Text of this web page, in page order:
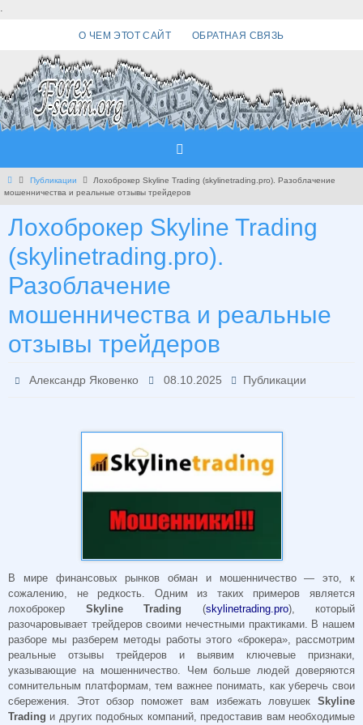
.
О ЧЕМ ЭТОТ САЙТ ОБРАТНАЯ СВЯЗЬ
Главная
Публикации
Лохоброкер Skyline Trading (skylinetrading.pro). Разоблачение
мошенничества и реальные отзывы трейдеров
Лохоброкер Skyline Trading
(skylinetrading.pro).
Разоблачение
мошенничества и реальные
отзывы трейдеров
Александр Яковенко 08.10.2025 Публикации
В мире финансовых рынков обман и мошенничество — это, к
сожалению, не редкость. Одним из таких примеров является
лохоброкер Skyline Trading (skylinetrading.pro), который
разочаровывает трейдеров своими нечестными практиками. В нашем
разборе мы разберем методы работы этого «брокера», рассмотрим
реальные отзывы трейдеров и выявим ключевые признаки,
указывающие на мошенничество. Чем больше людей доверяются
сомнительным платформам, тем важнее понимать, как уберечь свои
сбережения. Этот обзор поможет вам избежать ловушек Skyline
Trading и других подобных компаний, предоставив вам необходимые